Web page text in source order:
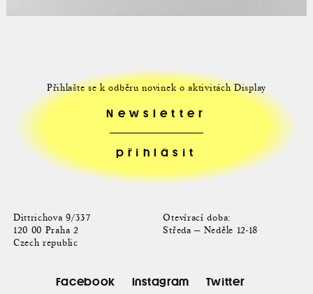
Dittrichova 9/337
120 00 Praha 2
Czech republic
Otevírací doba:
Středa — Neděle 12-18
Facebook Instagram Twitter
Přihlašte se k odběru novinek o aktivitách Display
Newsletter